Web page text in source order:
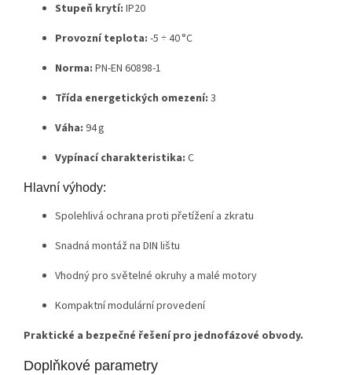
Stupeň krytí: IP20
Provozní teplota: -5 ÷ 40 °C
Norma: PN-EN 60898-1
Třída energetických omezení: 3
Váha: 94 g
Vypínací charakteristika: C
Hlavní výhody:
Spolehlivá ochrana proti přetížení a zkratu
Snadná montáž na DIN lištu
Vhodný pro světelné okruhy a malé motory
Kompaktní modulární provedení
Praktické a bezpečné řešení pro jednofázové obvody.
Doplňkové parametry